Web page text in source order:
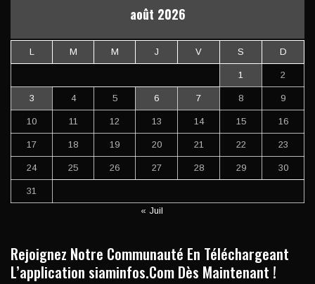
août 2026
L M M J V S D
1 2
3 4 5 6 7 8 9
10 11 12 13 14 15 16
17 18 19 20 21 22 23
24 25 26 27 28 29 30
31
« Juil
Rejoignez Notre Communauté En Téléchargeant
L’application siaminfos.Com Dès Maintenant !